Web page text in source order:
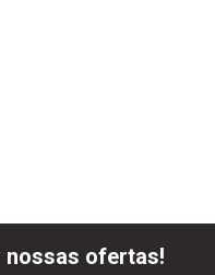
nossas ofertas!